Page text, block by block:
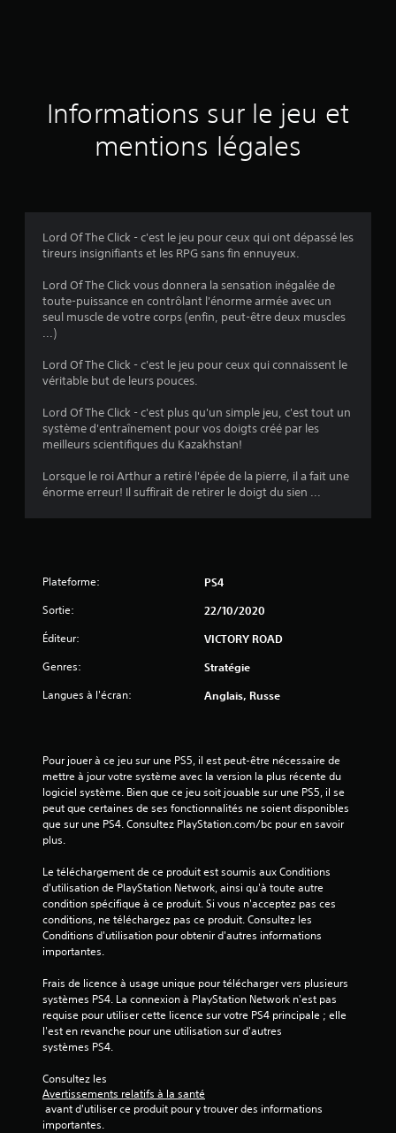
a
3
3
é
r
5
(
0
v
i
Informations sur le jeu et
mentions légales
Lord Of The Click - c'est le jeu pour ceux qui ont dépassé les
tireurs insignifiants et les RPG sans fin ennuyeux.
Lord Of The Click vous donnera la sensation inégalée de
toute-puissance en contrôlant l'énorme armée avec un
seul muscle de votre corps (enfin, peut-être deux muscles
...)
Lord Of The Click - c'est le jeu pour ceux qui connaissent le
véritable but de leurs pouces.
Lord Of The Click - c'est plus qu'un simple jeu, c'est tout un
système d'entraînement pour vos doigts créé par les
meilleurs scientifiques du Kazakhstan!
Lorsque le roi Arthur a retiré l'épée de la pierre, il a fait une
énorme erreur! Il suffirait de retirer le doigt du sien ...
Plateforme: PS4
Sortie: 22/10/2020
Éditeur: VICTORY ROAD
Genres: Stratégie
Langues à l'écran: Anglais, Russe
Pour jouer à ce jeu sur une PS5, il est peut-être nécessaire de
mettre à jour votre système avec la version la plus récente du
logiciel système. Bien que ce jeu soit jouable sur une PS5, il se
peut que certaines de ses fonctionnalités ne soient disponibles
que sur une PS4. Consultez PlayStation.com/bc pour en savoir
plus.
Le téléchargement de ce produit est soumis aux Conditions
d'utilisation de PlayStation Network, ainsi qu'à toute autre
condition spécifique à ce produit. Si vous n'acceptez pas ces
conditions, ne téléchargez pas ce produit. Consultez les
Conditions d'utilisation pour obtenir d'autres informations
importantes.
Frais de licence à usage unique pour télécharger vers plusieurs
systèmes PS4. La connexion à PlayStation Network n'est pas
requise pour utiliser cette licence sur votre PS4 principale ; elle
l'est en revanche pour une utilisation sur d'autres
systèmes PS4.
Consultez les
Avertissements relatifs à la santé
importantes.